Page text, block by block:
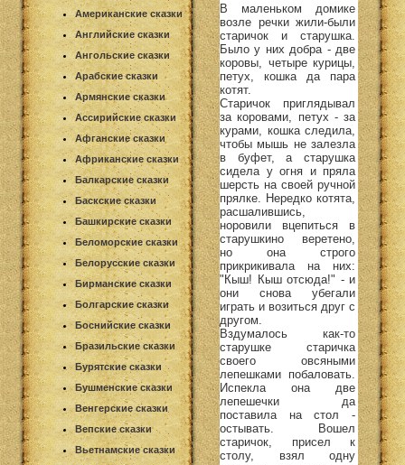
Американские сказки
Английские сказки
Ангольские сказки
Арабские сказки
Армянские сказки
Ассирийские сказки
Афганские сказки
Африканские сказки
Балкарские сказки
Баскские сказки
Башкирские сказки
Беломорские сказки
Белорусские сказки
Бирманские сказки
Болгарские сказки
Боснийские сказки
Бразильские сказки
Бурятские сказки
Бушменские сказки
Венгерские сказки
Вепские сказки
Вьетнамские сказки
В маленьком домике
возле речки жили-были
старичок и старушка.
Было у них добра - две
коровы, четыре курицы,
петух, кошка да пара
котят.
Старичок приглядывал
за коровами, петух - за
курами, кошка следила,
чтобы мышь не залезла
в буфет, а старушка
сидела у огня и пряла
шерсть на своей ручной
прялке. Нередко котята,
расшалившись,
норовили вцепиться в
старушкино веретено,
но она строго
прикрикивала на них:
"Кыш! Кыш отсюда!" - и
они снова убегали
играть и возиться друг с
другом.
Вздумалось как-то
старушке старичка
своего овсяными
лепешками побаловать.
Испекла она две
лепешечки да
поставила на стол -
остывать. Вошел
старичок, присел к
столу, взял одну